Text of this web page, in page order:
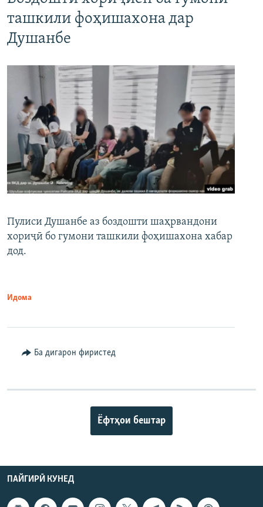
ташкили фоҳишахона дар
Душанбе
Пулиси Душанбе аз боздошти шаҳрвандони
хориҷӣ бо гумони ташкили фоҳишахона хабар
дод.
Идома
Ба дигарон фиристед
Ёфтҳои бештар
ПАЙГИРӢ КУНЕД